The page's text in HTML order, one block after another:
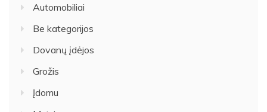
Automobiliai
Be kategorijos
Dovanų įdėjos
Grožis
Įdomu